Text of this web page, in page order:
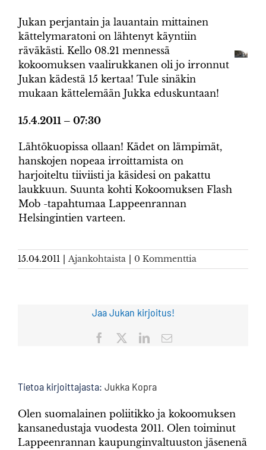
Jukan perjantain ja lauantain mittainen
kättelymaratoni on lähtenyt käyntiin
räväkästi. Kello 08.21 mennessä
kokoomuksen vaalirukkanen oli jo irronnut
Jukan kädestä 15 kertaa! Tule sinäkin
mukaan kättelemään Jukka eduskuntaan!
15.4.2011 – 07:30
Lähtökuopissa ollaan! Kädet on lämpimät,
hanskojen nopeaa irroittamista on
harjoiteltu tiiviisti ja käsidesi on pakattu
laukkuun. Suunta kohti Kokoomuksen Flash
Mob -tapahtumaa Lappeenrannan
Helsingintien varteen.
15.04.2011 Ajankohtaista 0 Kommenttia
Jaa Jukan kirjoitus!
Facebook LinkedInSähköposti
Tietoa kirjoittajasta: Jukka Kopra
Olen suomalainen poliitikko ja kokoomuksen
kansanedustaja vuodesta 2011. Olen toiminut
Lappeenrannan kaupunginvaltuuston jäsenenä